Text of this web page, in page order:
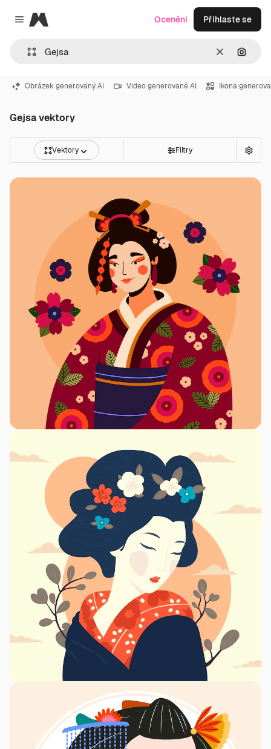
Close menu
Magnific
ZrušitHledat
Ocenění Přihlaste se
Obrázek generovaný AI Video generované AI Ikona
Gejsa vektory
Vektory Filtry